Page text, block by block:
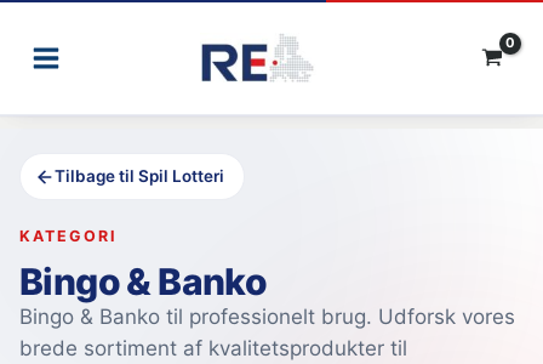
Tilbage til Spil Lotteri
KATEGORI
Bingo & Banko
Bingo & Banko til professionelt brug. Udforsk vores
brede sortiment af kvalitetsprodukter til